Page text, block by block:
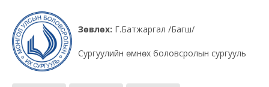
Зөвлөх: Г.Батжаргал /Багш/
Сургуулийн өмнөх боловсролын сургууль